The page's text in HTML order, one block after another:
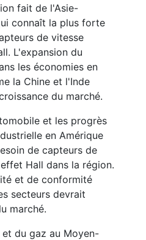
fait de l'Asie-
connaît la plus forte
de vitesse
L'expansion du
les économies en
la Chine et l'Inde
du marché.
et les progrès
en Amérique
de capteurs de
Hall dans la région.
et de conformité
secteurs devrait
marché.
du gaz au Moyen-